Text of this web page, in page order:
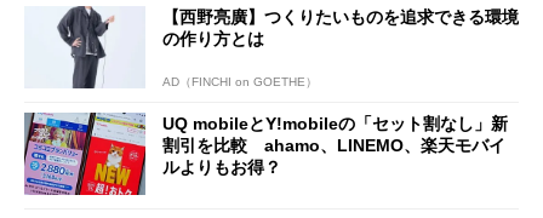
【西野亮廣】つくりたいものを追求できる環境
の作り方とは
AD（FINCHI on GOETHE）
UQ mobileとY!mobileの「セット割なし」新
割引を比較 ahamo、LINEMO、楽天モバイ
ルよりもお得？